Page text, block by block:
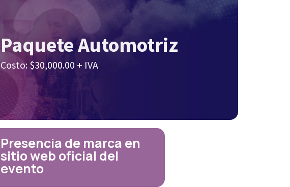
Presencia de marca en
sitio web oficial del
evento
Paquete Automotriz
Costo: $30,000.00 + IVA